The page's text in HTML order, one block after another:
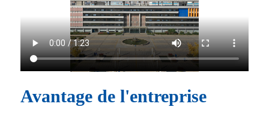
Avantage de l'entreprise